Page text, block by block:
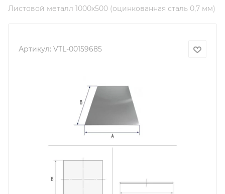
Листовой металл 1000х500 (оцинкованная сталь 0,7 мм)
Артикул: VTL-00159685